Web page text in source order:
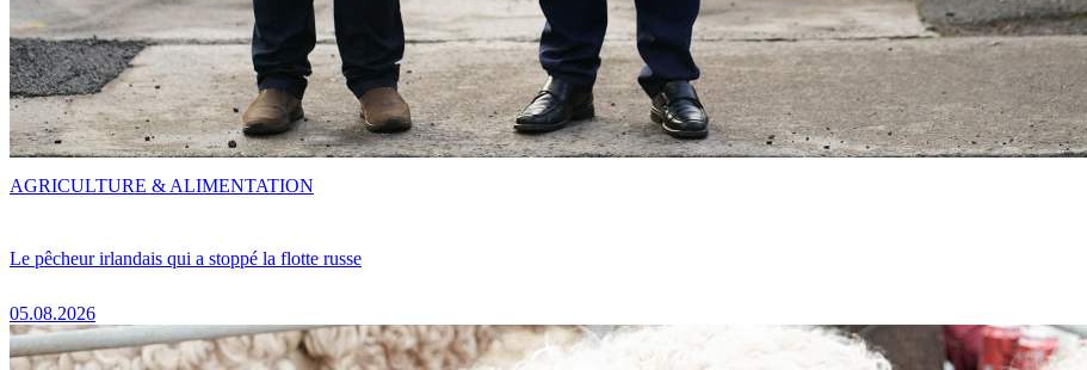
Le pêcheur irlandais qui a stoppé la flotte russe
05.08.2026
AGRICULTURE & ALIMENTATION